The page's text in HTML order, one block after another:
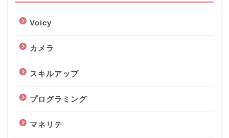
Voicy
カメラ
スキルアップ
プログラミング
マネリテ